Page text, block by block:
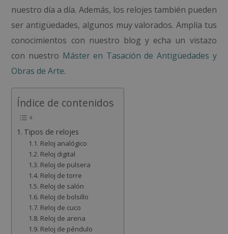
nuestro día a día. Además, los relojes también pueden
ser antigüedades, algunos muy valorados. Amplía tus
conocimientos con nuestro blog y echa un vistazo
con nuestro Máster en Tasación de Antigüedades y
Obras de Arte.
Índice de contenidos
Tipos de relojes
Reloj analógico
Reloj digital
Reloj de pulsera
Reloj de torre
Reloj de salón
Reloj de bolsillo
Reloj de cuco
Reloj de arena
Reloj de péndulo